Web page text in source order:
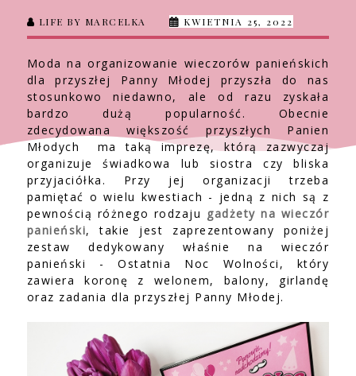
LIFE BY MARCELKA KWIETNIA 25, 2022
Moda na organizowanie wieczorów panieńskich
dla przyszłej Panny Młodej przyszła do nas
stosunkowo niedawno, ale od razu zyskała
bardzo dużą popularność. Obecnie
zdecydowana większość przyszłych Panien
Młodych ma taką imprezę, którą zazwyczaj
organizuje świadkowa lub siostra czy bliska
przyjaciółka. Przy jej organizacji trzeba
pamiętać o wielu kwestiach - jedną z nich są z
pewnością różnego rodzaju gadżety na wieczór
panieński, takie jest zaprezentowany poniżej
zestaw dedykowany właśnie na wieczór
panieński - Ostatnia Noc Wolności, który
zawiera koronę z welonem, balony, girlandę
oraz zadania dla przyszłej Panny Młodej.